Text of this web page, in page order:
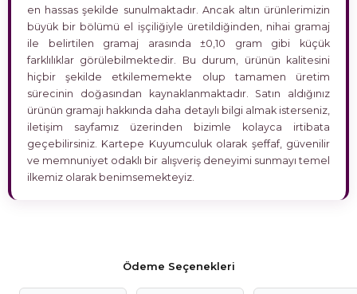
en hassas şekilde sunulmaktadır. Ancak altın ürünlerimizin
büyük bir bölümü el işçiliğiyle üretildiğinden, nihai gramaj
ile belirtilen gramaj arasında ±0,10 gram gibi küçük
farklılıklar görülebilmektedir. Bu durum, ürünün kalitesini
hiçbir şekilde etkilememekte olup tamamen üretim
sürecinin doğasından kaynaklanmaktadır. Satın aldığınız
ürünün gramajı hakkında daha detaylı bilgi almak isterseniz,
iletişim sayfamız üzerinden bizimle kolayca irtibata
geçebilirsiniz. Kartepe Kuyumculuk olarak şeffaf, güvenilir
ve memnuniyet odaklı bir alışveriş deneyimi sunmayı temel
ilkemiz olarak benimsemekteyiz.
Ödeme Seçenekleri